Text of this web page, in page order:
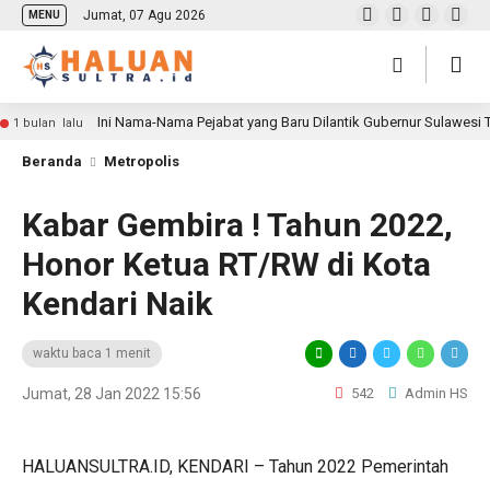
MENU Jumat, 07 Agu 2026
1 bulan lalu Ini Nama-Nama Pejabat yang Baru Dilantik Gubernur Sulawesi
Beranda Metropolis
Kabar Gembira ! Tahun 2022,
Honor Ketua RT/RW di Kota
Kendari Naik
waktu baca 1 menit
Jumat, 28 Jan 2022 15:56 542 Admin HS
HALUANSULTRA.ID, KENDARI – Tahun 2022 Pemerintah